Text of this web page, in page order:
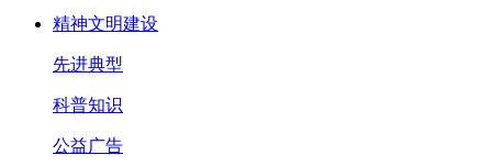
精神文明建设
先进典型
科普知识
公益广告